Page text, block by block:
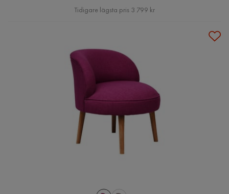
Pris
Tidigare lägsta pris 3 799 kr